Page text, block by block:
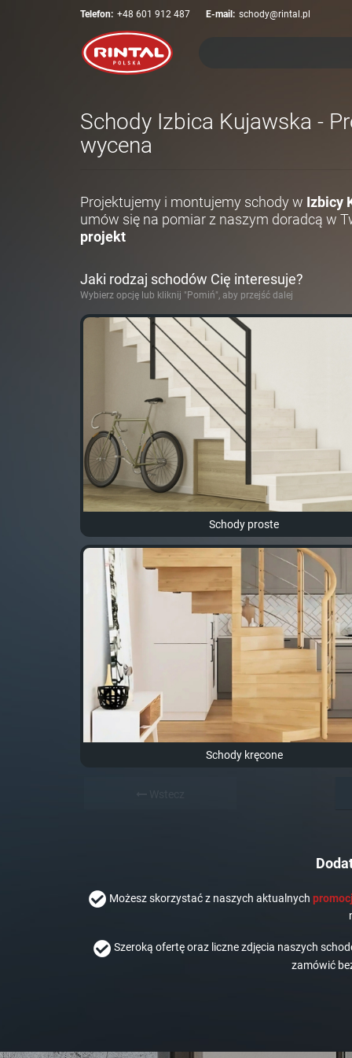
Telefon: +48 601 912 487 E-mail: schody@rintal.pl
Schody Izbica Kujawska -
wycena
Projektujemy i montujemy schody w Izbicy
umów się na pomiar z naszym doradcą w
projekt
Jaki rodzaj schodów Cię interesuje?
Wybierz opcję lub kliknij "Pomiń", aby przejść dalej
Schody proste
Schody kręcone
Możesz skorzystać z naszych aktualnych
Szeroką ofertę oraz liczne zdjęcia naszych
zamówić